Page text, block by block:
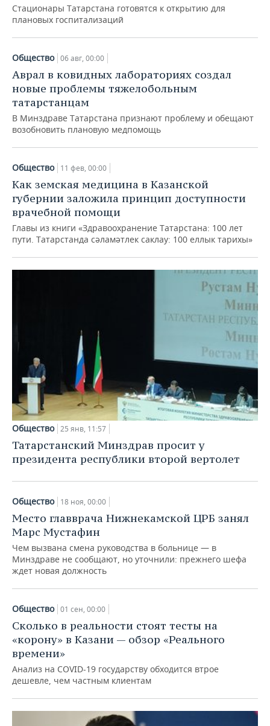
Стационары Татарстана готовятся к открытию для
плановых госпитализаций
Общество 06 авг, 00:00
Аврал в ковидных лабораториях создал
новые проблемы тяжелобольным
татарстанцам
В Минздраве Татарстана признают проблему и обещают
возобновить плановую медпомощь
Общество 11 фев, 00:00
Как земская медицина в Казанской
губернии заложила принцип доступности
врачебной помощи
Главы из книги «Здравоохранение Татарстана: 100 лет
пути. Татарстанда сәламәтлек саклау: 100 еллык тарихы»
Общество 25 янв, 11:57
Татарстанский Минздрав просит у
президента республики второй вертолет
Общество 18 ноя, 00:00
Место главврача Нижнекамской ЦРБ занял
Марс Мустафин
Чем вызвана смена руководства в больнице — в
Минздраве не сообщают, но уточнили: прежнего шефа
ждет новая должность
Общество 01 сен, 00:00
Сколько в реальности стоят тесты на
«корону» в Казани — обзор «Реального
времени»
Анализ на COVID-19 государству обходится втрое
дешевле, чем частным клиентам